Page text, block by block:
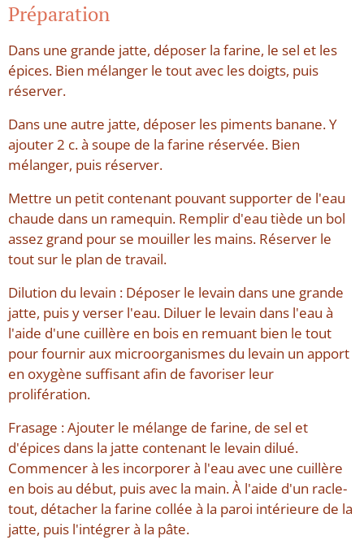
Préparation
Dans une grande jatte, déposer la farine, le sel et les
épices. Bien mélanger le tout avec les doigts, puis
réserver.
Dans une autre jatte, déposer les piments banane. Y
ajouter 2 c. à soupe de la farine réservée. Bien
mélanger, puis réserver.
Mettre un petit contenant pouvant supporter de l'eau
chaude dans un ramequin. Remplir d'eau tiède un bol
assez grand pour se mouiller les mains. Réserver le
tout sur le plan de travail.
Dilution du levain : Déposer le levain dans une grande
jatte, puis y verser l'eau. Diluer le levain dans l'eau à
l'aide d'une cuillère en bois en remuant bien le tout
pour fournir aux microorganismes du levain un apport
en oxygène suffisant afin de favoriser leur
prolifération.
Frasage : Ajouter le mélange de farine, de sel et
d'épices dans la jatte contenant le levain dilué.
Commencer à les incorporer à l'eau avec une cuillère
en bois au début, puis avec la main. À l'aide d'un racle-
tout, détacher la farine collée à la paroi intérieure de la
jatte, puis l'intégrer à la pâte.